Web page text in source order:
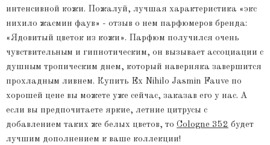
интенсивной кожи. Пожалуй, лучшая характеристика «экс
нихило жасмин фаув» - отзыв о нем парфюмеров бренда:
«Ядовитый цветок из кожи». Парфюм получился очень
чувствительным и гипнотическим, он вызывает ассоциации с
душным тропическим днем, который наверняка завершится
прохладным ливнем. Купить Ex Nihilo Jasmin Fauve по
хорошей цене вы можете уже сейчас, заказав его у нас. А
если вы предпочитаете яркие, летние цитрусы с
добавлением таких же белых цветов, то Cologne 352 будет
лучшим дополнением к ваше коллекции!